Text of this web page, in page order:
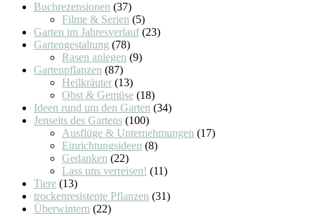
Buchrezensionen (37)
Filme & Serien (5)
Garten im Jahresverlauf(23)
Gartengestaltung (78)
Rasen anlegen (9)
Gartenpflanzen (87)
Heilkräuter (13)
Obst & Gemüse (18)
Ideen rund um den Garten (34)
Jenseits des Gartens (100)
Ausflüge & Unternehmungen (17)
Einrichtungsideen (8)
Gedanken (22)
Lass uns verreisen! (11)
Tiere (13)
trockenresistente Pflanzen (31)
Überwintern (22)